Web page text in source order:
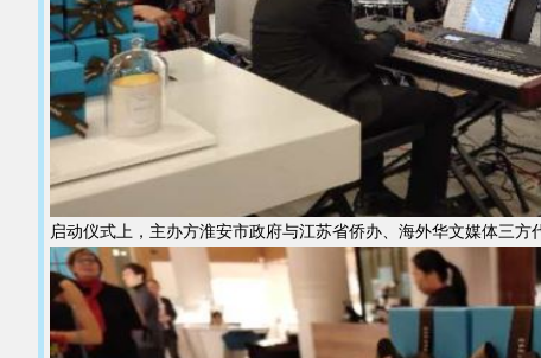
启动仪式上，主办方淮安市政府与江苏省侨办、海外华文媒体三